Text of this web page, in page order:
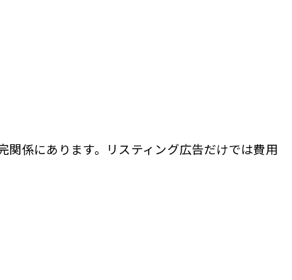
係にあります。リスティング広告だけでは費用